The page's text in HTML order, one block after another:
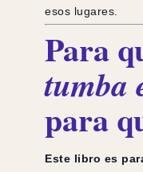
esos lugares.
Para
tumba
para
Este libro es